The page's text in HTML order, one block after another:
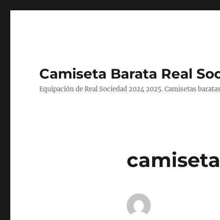
Camiseta Barata Real
Equipación de Real Sociedad 2024 2025. Camisetas